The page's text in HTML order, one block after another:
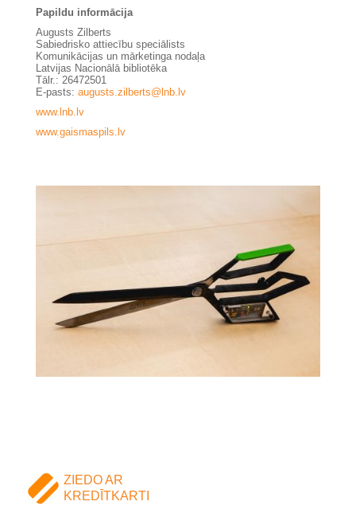
Papildu informācija
Augusts Zilberts
Sabiedrisko attiecību speciālists
Komunikācijas un mārketinga nodaļa
Latvijas Nacionālā bibliotēka
Tālr.: 26472501
E-pasts: augusts.zilberts@lnb.lv
www.lnb.lv
www.gaismaspils.lv
ZIEDO AR
KREDĪTKARTI